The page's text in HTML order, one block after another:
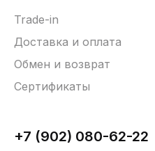
Trade-in
Доставка и оплата
Обмен и возврат
Сертификаты
+7 (902) 080-62-22